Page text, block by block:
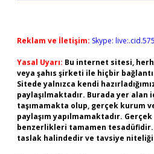
Reklam ve İletişim: Skype:
Yasal Uyarı: Bu internet sitesi,
veya şahıs şirketi ile hiçbir
Sitede yalnızca kendi
paylaşılmaktadır. Burada yer
taşımamakta olup, gerçek kurum
paylaşım yapılmamaktadır.
benzerlikleri tamamen
taslak halindedir ve tavsiye niteliği